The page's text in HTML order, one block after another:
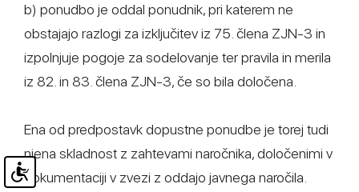
b) ponudbo je oddal ponudnik, pri katerem ne
obstajajo razlogi za izključitev iz 75. člena ZJN-3 in
izpolnjuje pogoje za sodelovanje ter pravila in merila
iz 82. in 83. člena ZJN-3, če so bila določena.
Ena od predpostavk dopustne ponudbe je torej tudi
njena skladnost z zahtevami naročnika, določenimi v
dokumentaciji v zvezi z oddajo javnega naročila.